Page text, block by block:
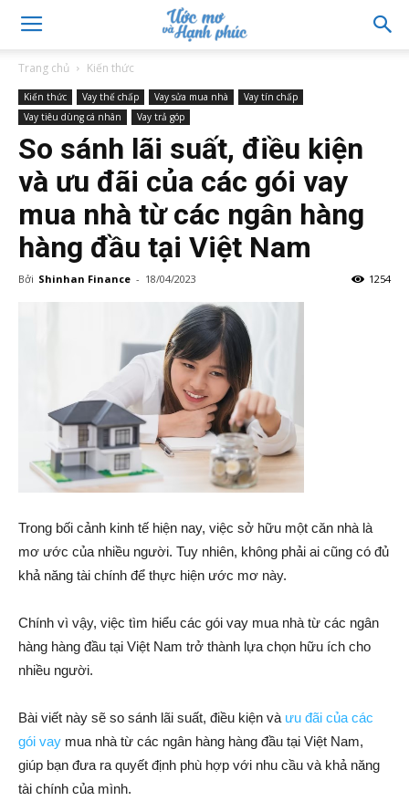
Trang chủ Kiến thức
Kiến thức Vay thế chấp Vay sửa mua nhà
Vay tín chấp
Vay tiêu dùng cá nhân
Vay trả góp
So sánh lãi suất, điều kiện
và ưu đãi của các gói vay
mua nhà từ các ngân hàng
hàng đầu tại Việt Nam
Bởi Shinhan Finance - 18/04/2023 1254
Trong bối cảnh kinh tế hiện nay, việc sở hữu một căn nhà là
mơ ước của nhiều người. Tuy nhiên, không phải ai cũng có đủ
khả năng tài chính để thực hiện ước mơ này.
Chính vì vậy, việc tìm hiểu các gói vay mua nhà từ các ngân
hàng hàng đầu tại Việt Nam trở thành lựa chọn hữu ích cho
nhiều người.
Bài viết này sẽ so sánh lãi suất, điều kiện và ưu đãi của các
gói vay mua nhà từ các ngân hàng hàng đầu tại Việt Nam,
giúp bạn đưa ra quyết định phù hợp với nhu cầu và khả năng
tài chính của mình.